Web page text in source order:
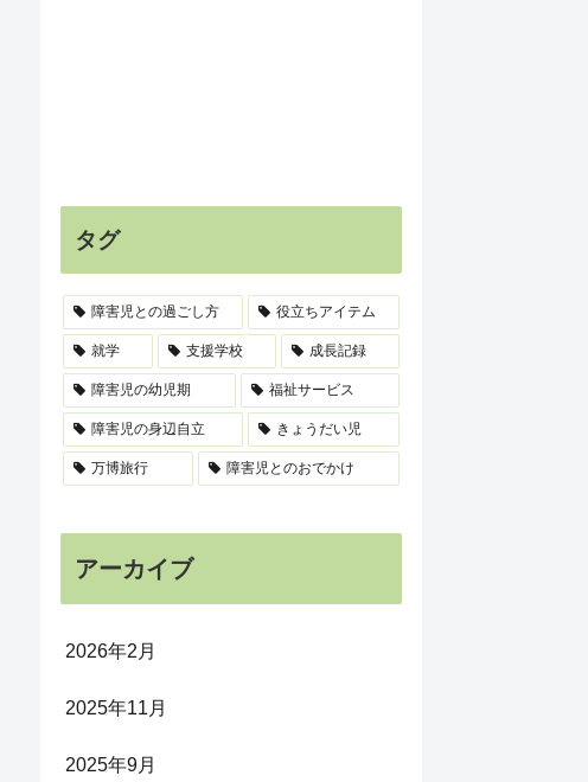
タグ
障害児との過ごし方 役立ちアイテム
就学 支援学校 成長記録
障害児の幼児期 福祉サービス
障害児の身辺自立 きょうだい児
万博旅行 障害児とのおでかけ
アーカイブ
2026年2月
2025年11月
2025年9月